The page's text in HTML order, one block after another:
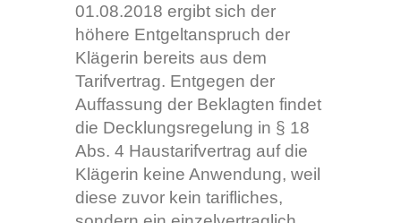
01.08.2018 ergibt sich der
höhere Entgeltanspruch der
Klägerin bereits aus dem
Tarifvertrag. Entgegen der
Auffassung der Beklagten findet
die Decklungsregelung in § 18
Abs. 4 Haustarifvertrag auf die
Klägerin keine Anwendung, weil
diese zuvor kein tarifliches,